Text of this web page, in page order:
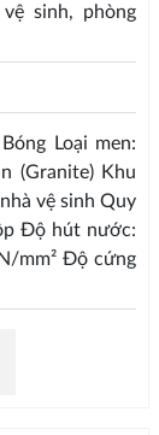
sinh, phòng
Loại men:
(Granite) Khu
vệ sinh Quy
Độ hút nước:
mm² Độ cứng